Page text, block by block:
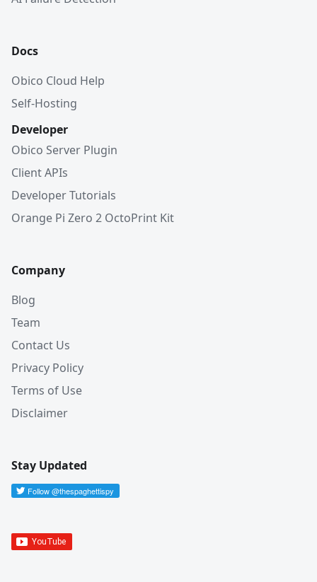
Docs
Obico Cloud Help
Self-Hosting
Developer
Obico Server Plugin
Client APIs
Developer Tutorials
Orange Pi Zero 2 OctoPrint Kit
Company
Blog
Team
Contact Us
Privacy Policy
Terms of Use
Disclaimer
Stay Updated